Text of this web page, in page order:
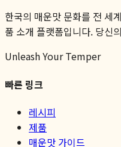
한국의 매운맛 문화를 전 세
품 소개 플랫폼입니다. 당신
Unleash Your Temper
빠른 링크
레시피
제품
매운맛 가이드